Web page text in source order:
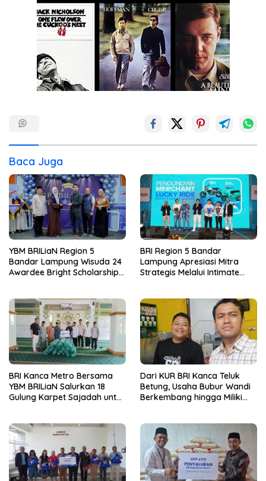
Baca Juga
YBM BRILiaN Region 5
Bandar Lampung Wisuda 24
Awardee Bright Scholarship
BRI Region 5 Bandar
Lampung Apresiasi Mitra
Strategis Melalui Intimate
Ride
BRI Kanca Metro Bersama
YBM BRILiaN Salurkan 18
Gulung Karpet Sajadah untuk
Dari KUR BRI Kanca Teluk
Betung, Usaha Bubur Wandi
Berkembang hingga Miliki